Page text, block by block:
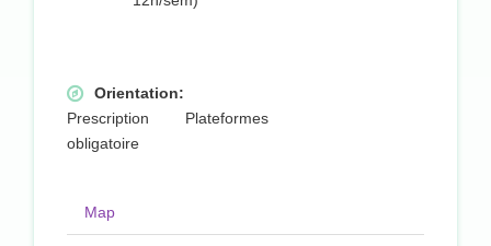
Orientation:
Prescription
obligatoire
Plateformes
Map